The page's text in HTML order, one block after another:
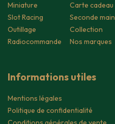
Miniature
Slot Racing
Outillage
Radiocommande
Carte cadeau
Seconde main
Collection
Nos marques
Informations utiles
Mentions légales
Politique de confidentialité